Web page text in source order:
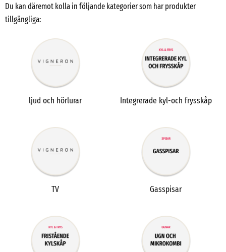
Du kan däremot kolla in följande kategorier som har produkter
tillgängliga:
ljud och hörlurar Integrerade kyl-och frysskåp
TV Gasspisar